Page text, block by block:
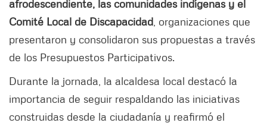
afrodescendiente, las comunidades indígenas y el
Comité Local de Discapacidad , organizaciones que
presentaron y consolidaron sus propuestas a través
de los Presupuestos Participativos.
Durante la jornada, la alcaldesa local destacó la
importancia de seguir respaldando las iniciativas
construidas desde la ciudadanía y reafirmó el